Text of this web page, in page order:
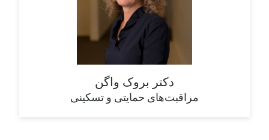
دکتر بروک واگن
مراقبت‌های حمایتی و تسکینی